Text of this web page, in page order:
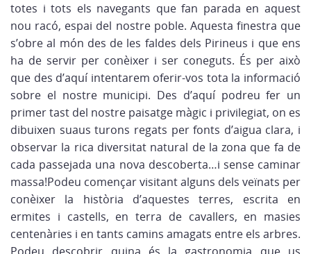
totes i tots els navegants que fan parada en aquest
nou racó, espai del nostre poble. Aquesta finestra que
s’obre al món des de les faldes dels Pirineus i que ens
ha de servir per conèixer i ser coneguts. És per això
que des d’aquí intentarem oferir-vos tota la informació
sobre el nostre municipi. Des d’aquí podreu fer un
primer tast del nostre paisatge màgic i privilegiat, on es
dibuixen suaus turons regats per fonts d’aigua clara, i
observar la rica diversitat natural de la zona que fa de
cada passejada una nova descoberta…i sense caminar
massa!Podeu començar visitant alguns dels veïnats per
conèixer la història d’aquestes terres, escrita en
ermites i castells, en terra de cavallers, en masies
centenàries i en tants camins amagats entre els arbres.